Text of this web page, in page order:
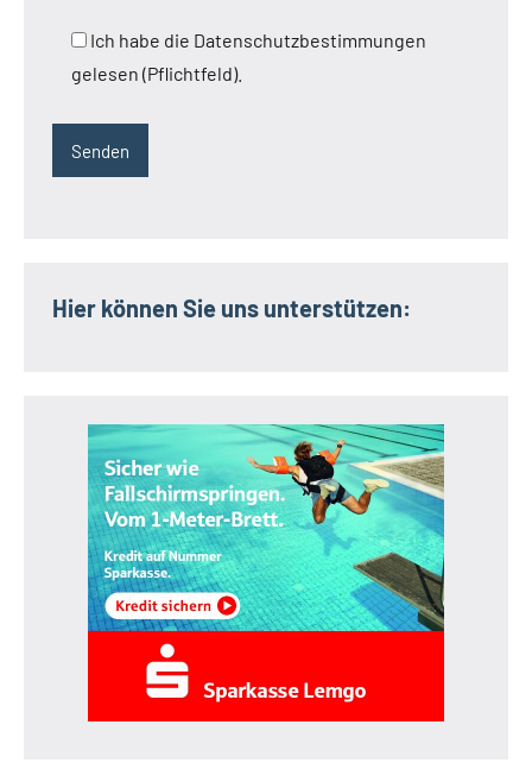
Ich habe die Datenschutzbestimmungen
gelesen (Pflichtfeld).
Hier können Sie uns unterstützen: